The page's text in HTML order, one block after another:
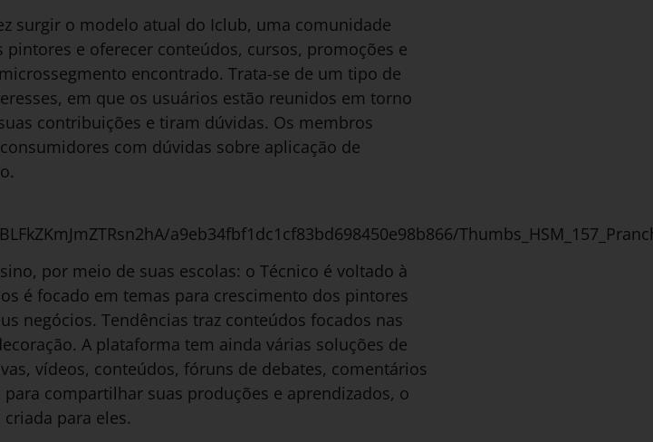
surgir o modelo atual do Iclub, uma comunidade
e oferecer conteúdos, cursos, promoções e
encontrado. Trata-se de um tipo de
em que os usuários estão reunidos em torno
contribuições e tiram dúvidas. Os membros
com dúvidas sobre aplicação de
a9eb34fbf1dc1cf83bd698450e98b866/
por meio de suas escolas: o Técnico é voltado à
é focado em temas para crescimento dos pintores
negócios. Tendências traz conteúdos focados nas
A plataforma tem ainda várias soluções de
vídeos, conteúdos, fóruns de debates, comentários
compartilhar suas produções e aprendizados, o
para eles.